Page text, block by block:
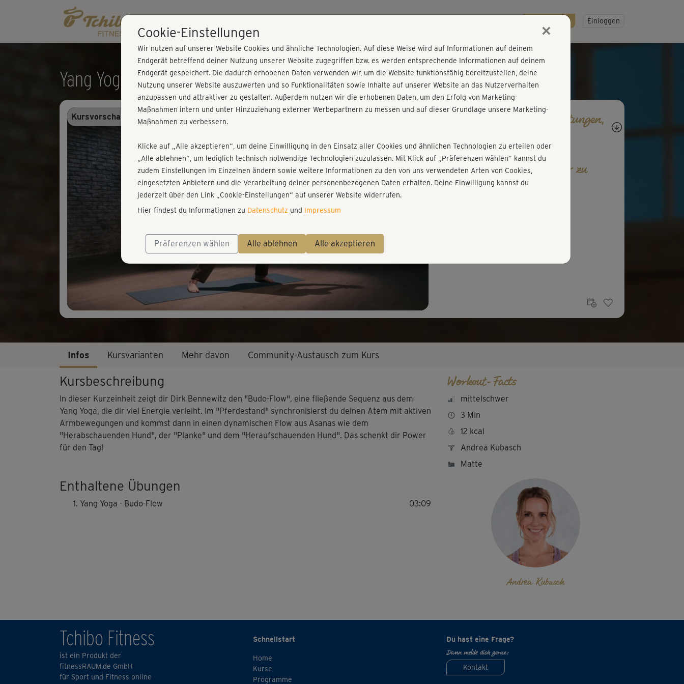
Gratis testen! Einloggen
Yang Yoga - Budo-Flow
Play
Video
Kursvorschau - Anmelden und alles trainieren!
Fragen, Antworten, Bewertungen,
Gib den ersten Kommentar zu
diesem Kurs ab!
Infos Kursvarianten Mehr davon Community-Austausch zum Kurs
Kursbeschreibung
In dieser Kurzeinheit zeigt dir Dirk Bennewitz den "Budo-Flow", eine fließende Sequenz aus dem
Yang Yoga, die dir viel Energie verleiht. Im "Pferdestand" synchronisierst du deinen Atem mit aktiven
Armbewegungen und kommst dann in einen dynamischen Flow aus Asanas wie dem
"Herabschauenden Hund", der "Planke" und dem "Heraufschauenden Hund". Das schenkt dir Power
für den Tag!
Enthaltene Übungen
Yang Yoga - Budo-Flow 03:09
Workout-Facts
mittelschwer
3 Min
12 kcal
Andrea Kubasch
Matte
Andrea Kubasch
Tchibo Fitness
ist ein Produkt der
fitnessRAUM.de GmbH
für Sport und Fitness online
Schnellstart
Home
Kurse
Programme
Du hast eine Frage?
Dann melde dich gerne:
Kontakt
Cookie-Einstellungen ×
Wir nutzen auf unserer Website Cookies und ähnliche Technologien. Auf diese Weise wird auf Informationen auf deinem
Endgerät betreffend deiner Nutzung unserer Website zugegriffen bzw. es werden entsprechende Informationen auf deinem
Endgerät gespeichert. Die dadurch erhobenen Daten verwenden wir, um die Website funktionsfähig bereitzustellen, deine
Nutzung unserer Website auszuwerten und so Funktionalitäten sowie Inhalte auf unserer Website an das Nutzerverhalten
anzupassen und attraktiver zu gestalten. Außerdem nutzen wir die erhobenen Daten, um den Erfolg von Marketing-
Maßnahmen intern und unter Hinzuziehung externer Werbepartnern zu messen und auf dieser Grundlage unsere Marketing-
Maßnahmen zu verbessern.
Klicke auf „Alle akzeptieren“, um deine Einwilligung in den Einsatz aller Cookies und ähnlichen Technologien zu erteilen oder
„Alle ablehnen“, um lediglich technisch notwendige Technologien zuzulassen. Mit Klick auf „Präferenzen wählen“ kannst du
zudem Einstellungen im Einzelnen ändern sowie weitere Informationen zu den von uns verwendeten Arten von Cookies,
eingesetzten Anbietern und die Verarbeitung deiner personenbezogenen Daten erhalten. Deine Einwilligung kannst du
jederzeit über den Link „Cookie-Einstellungen“ auf unserer Website widerrufen.
Hier findest du Informationen zu Datenschutz und Impressum
Präferenzen wählen Alle ablehnen Alle akzeptieren